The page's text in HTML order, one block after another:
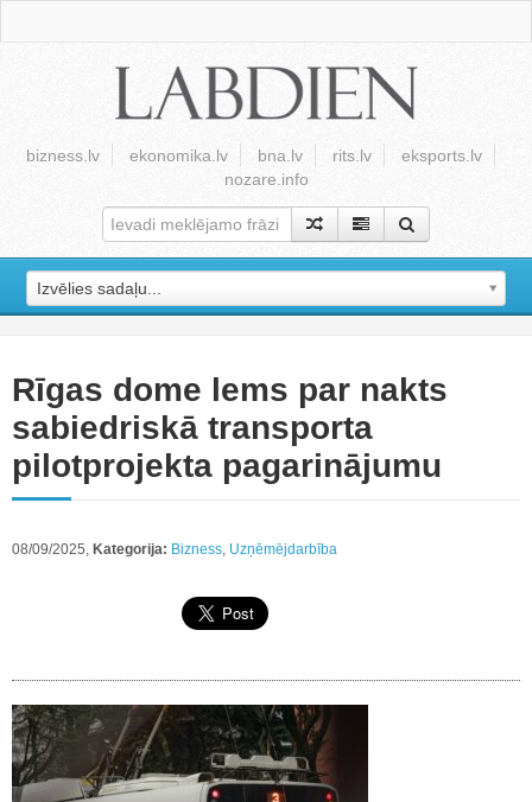
bizness.lv ekonomika.lv bna.lv rits.lv
eksports.lv
nozare.info
Izvēlies sadaļu...
Rīgas dome lems par nakts
sabiedriskā transporta
pilotprojekta pagarinājumu
08/09/2025, Kategorija: Bizness, Uzņēmējdarbība